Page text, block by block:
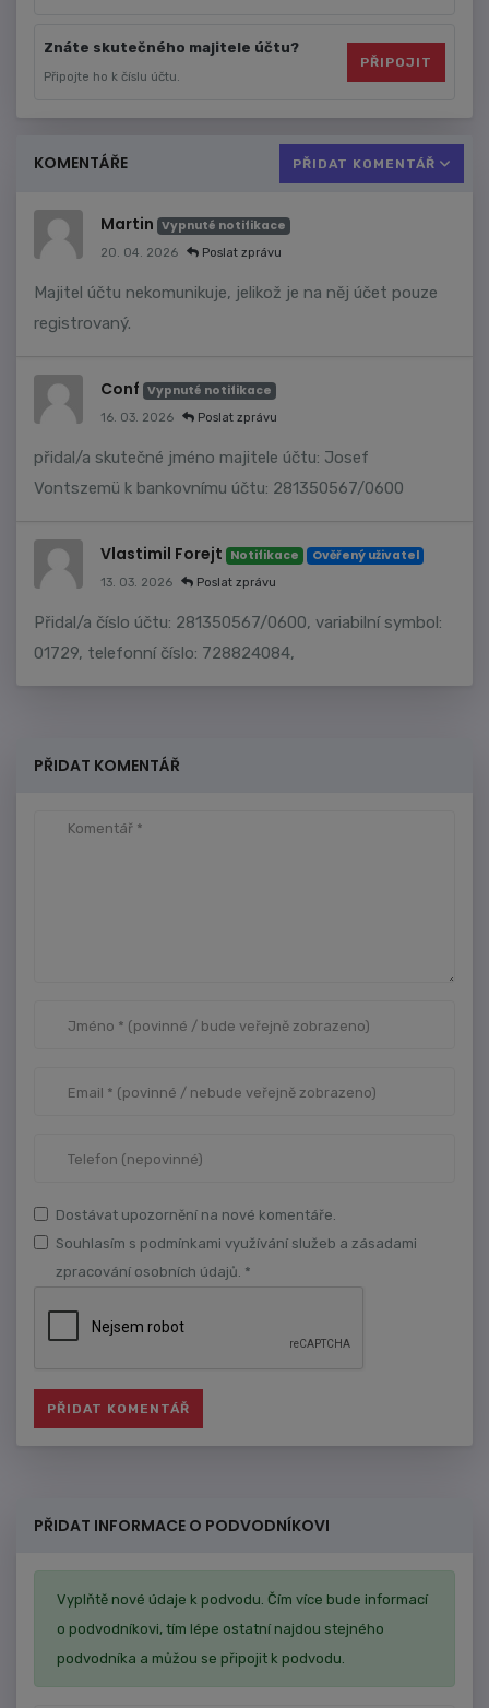
Znáte skutečného majitele účtu?
Připojte ho k číslu účtu.
PŘIPOJIT
KOMENTÁŘE PŘIDAT KOMENTÁŘ
Martin Vypnuté notifikace
20. 04. 2026 Poslat zprávu
Majitel účtu nekomunikuje, jelikož je na něj účet pouze
registrovaný.
Conf Vypnuté notifikace
16. 03. 2026 Poslat zprávu
přidal/a skutečné jméno majitele účtu: Josef
Vontszemü k bankovnímu účtu: 281350567/0600
Vlastimil Forejt Notifikace Ověřený uživatel
13. 03. 2026 Poslat zprávu
Přidal/a číslo účtu: 281350567/0600, variabilní symbol:
01729, telefonní číslo: 728824084,
PŘIDAT KOMENTÁŘ
Dostávat upozornění na nové komentáře.
Souhlasím s podmínkami využívání služeb a zásadami
zpracování osobních údajů. *
PŘIDAT INFORMACE O PODVODNÍKOVI
Vyplňtě nové údaje k podvodu. Čím více bude informací
o podvodníkovi, tím lépe ostatní najdou stejného
podvodníka a můžou se připojit k podvodu.